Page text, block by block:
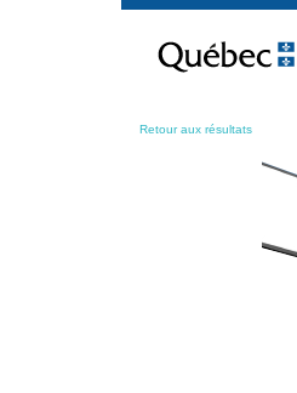
contenu
Retour aux résultats